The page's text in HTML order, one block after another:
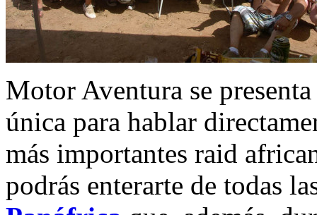
Motor Aventura se
única para hablar
más importantes raid
podrás enterarte de todas